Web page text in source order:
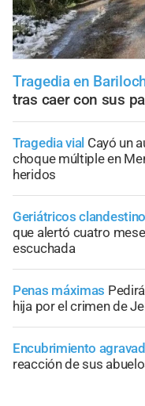
Tragedia en
tras caer con sus
Tragedia vial Cayó un
choque múltiple en
heridos
Geriátricos
que alertó cuatro
escuchada
Penas máximas
hija por el crimen de
Encubrimiento
reacción de sus